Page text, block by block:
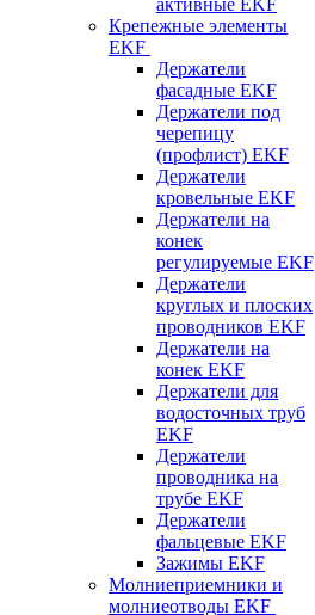
активные EKF
Крепежные элементы
EKF
Держатели
фасадные EKF
Держатели под
черепицу
(профлист) EKF
Держатели
кровельные EKF
Держатели на
конек
регулируемые EKF
Держатели
круглых и плоских
проводников EKF
Держатели на
конек EKF
Держатели для
водосточных труб
EKF
Держатели
проводника на
трубе EKF
Держатели
фальцевые EKF
Зажимы EKF
Молниеприемники и
молниеотводы EKF